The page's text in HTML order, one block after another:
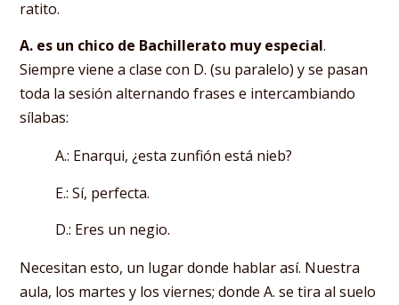
ratito.
A. es un chico de Bachillerato muy especial.
Siempre viene a clase con D. (su paralelo) y se pasan
toda la sesión alternando frases e intercambiando
sílabas:
A.: Enarqui, ¿esta zunfión está nieb?
E.: Sí, perfecta.
D.: Eres un negio.
Necesitan esto, un lugar donde hablar así. Nuestra
aula, los martes y los viernes; donde A. se tira al suelo